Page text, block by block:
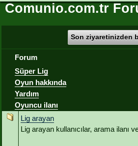
Comunio.com.tr
Son ziyaretinizden
Forum
Süper Lig
Oyun hakkında
Yardım
Oyuncu ilanı
Lig arayan
Lig arayan kullanıcılar, arama ilanı